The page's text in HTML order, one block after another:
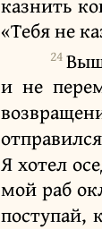
казнить
«Тебя не
24
и не
Я хотел
мой раб
поступай,